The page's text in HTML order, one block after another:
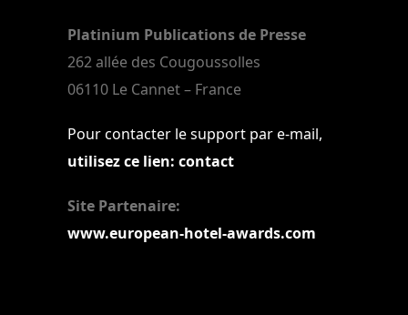
Platinium Publications de Presse
262 allée des Cougoussolles
06110 Le Cannet – France
Pour contacter le support par e-mail,
utilisez ce lien: contact
Site Partenaire:
www.european-hotel-awards.com